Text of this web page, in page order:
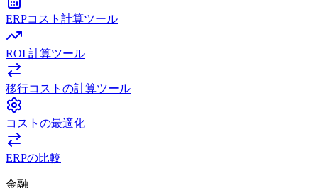
ERPコスト計算ツール
ROI 計算ツール
移行コストの計算ツール
コストの最適化
ERPの比較
金融